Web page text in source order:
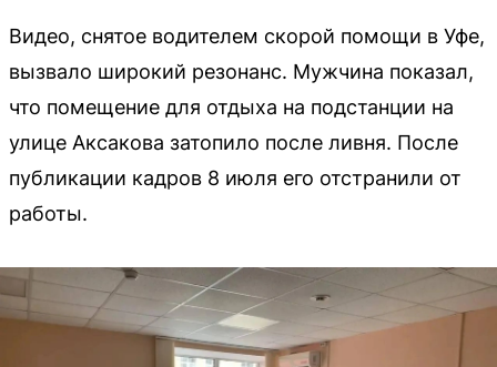
Видео, снятое водителем скорой помощи в Уфе,
вызвало широкий резонанс. Мужчина показал,
что помещение для отдыха на подстанции на
улице Аксакова затопило после ливня. После
публикации кадров 8 июля его отстранили от
работы.